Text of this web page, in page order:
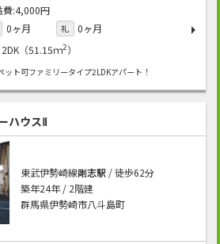
4,000円
0ヶ月 礼
0ヶ月
2DK（51.15ｍ2）
ト可ファミリータイプ2LDKアパート！
ハウスⅡ
東武伊勢崎線剛志駅/ 徒歩62分
築年24年 / 2階建
群馬県伊勢崎市八斗島町